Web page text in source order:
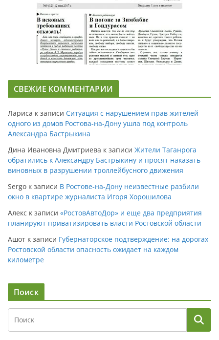
СВЕЖИЕ КОММЕНТАРИИ
Лариса к записи Ситуация с нарушением прав жителей
одного из домов Ростова-на-Дону ушла под контроль
Александра Бастрыкина
Дина Ивановна Дмитриева к записи Жители Таганрога
обратились к Александру Бастрыкину и просят наказать
виновных в разрушении троллейбусного движения
Sergo к записи В Ростове-на-Дону неизвестные разбили
окно в квартире журналиста Игоря Хорошилова
Алекс к записи «РостовАвтоДор» и еще два предприятия
планируют приватизировать власти Ростовской области
Ашот к записи Губернаторское подтверждение: на дорогах
Ростовской области опасность ожидает на каждом
километре
Поиск